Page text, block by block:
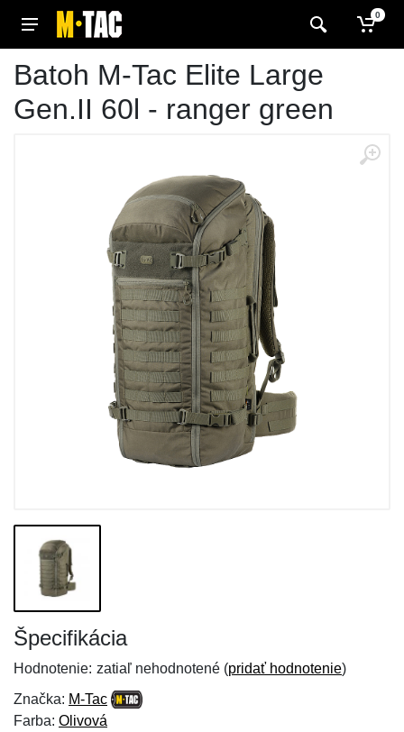
0
Batoh M-Tac Elite Large
Gen.II 60l - ranger green
Špecifikácia
Hodnotenie: zatiaľ nehodnotené (pridať hodnotenie)
Značka: M-Tac
Farba: Olivová